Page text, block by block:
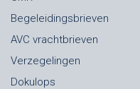
Begeleidingsbrieven
AVC vrachtbrieven
Verzegelingen
Dokulops